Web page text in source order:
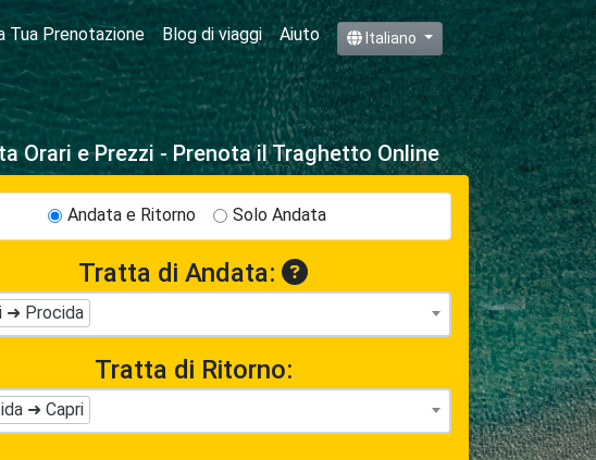
Tua Prenotazione Blog di viaggi Aiuto Italiano
Orari e Prezzi - Prenota il Traghetto Online
Andata e Ritorno Solo Andata
Tratta di Andata:
➜ Procida
Tratta di Ritorno:
➜ Capri